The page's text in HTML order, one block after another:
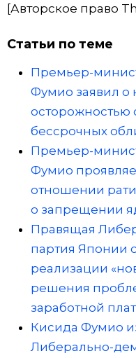
[Авторское право
Статьи по теме
Премьер-
Фумио заявил о
осторожностью
бессрочных
Премьер-
Фумио
отношении
о запрещении
Правящая
партия Японии
реализации
решения
заработной
Кисида Фумио
Либерально-